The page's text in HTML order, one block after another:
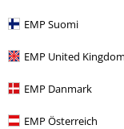
EMP Suomi
EMP United Kingdom
EMP Danmark
EMP Österreich
OMC€ 24,99